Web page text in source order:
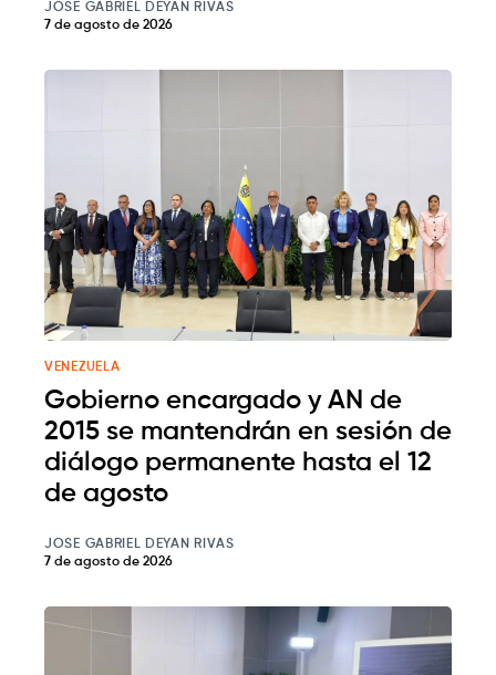
JOSE GABRIEL DEYAN RIVAS
7 de agosto de 2026
VENEZUELA
Gobierno encargado y AN de
2015 se mantendrán en sesión de
diálogo permanente hasta el 12
de agosto
JOSE GABRIEL DEYAN RIVAS
7 de agosto de 2026